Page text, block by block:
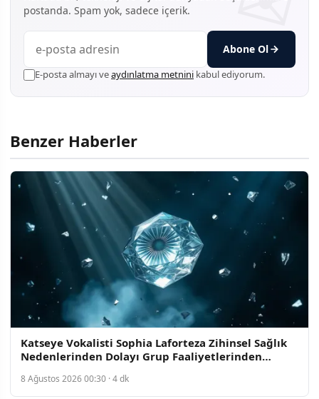
postanda. Spam yok, sadece içerik.
Abone Ol
E-posta almayı veaydınlatma metnini kabul ediyorum.
Benzer Haberler
Katseye Vokalisti Sophia Laforteza Zihinsel Sağlık
Nedenlerinden Dolayı Grup Faaliyetlerinden
8 Ağustos 2026 00:30 · 4 dk